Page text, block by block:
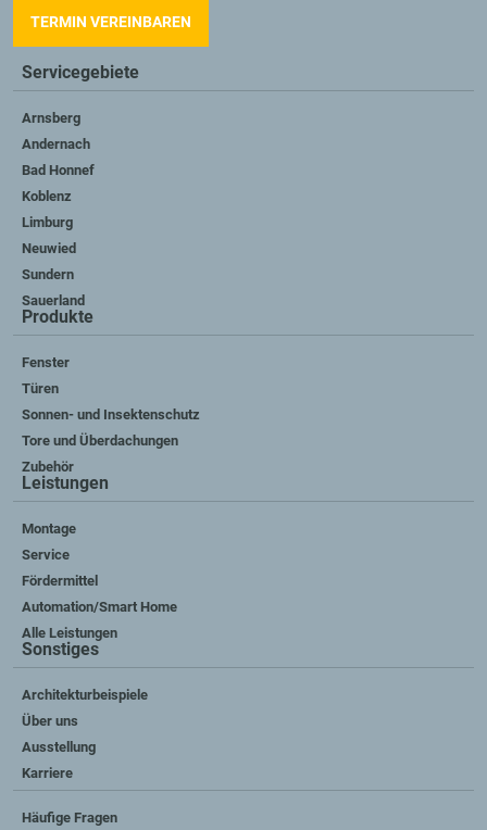
TERMIN VEREINBAREN
Servicegebiete
Arnsberg
Andernach
Bad Honnef
Koblenz
Limburg
Neuwied
Sundern
Sauerland
Produkte
Fenster
Türen
Sonnen- und Insektenschutz
Tore und Überdachungen
Zubehör
Leistungen
Montage
Service
Fördermittel
Automation/Smart Home
Alle Leistungen
Sonstiges
Architekturbeispiele
Über uns
Ausstellung
Karriere
Häufige Fragen